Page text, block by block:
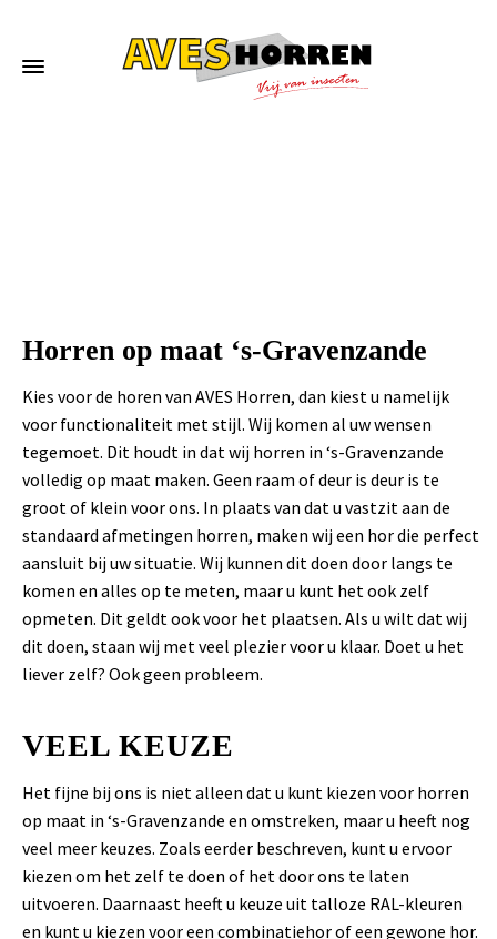
Horren op maat ‘s-Gravenzande
Kies voor de horen van AVES Horren, dan kiest u namelijk
voor functionaliteit met stijl. Wij komen al uw wensen
tegemoet. Dit houdt in dat wij horren in ‘s-Gravenzande
volledig op maat maken. Geen raam of deur is deur is te
groot of klein voor ons. In plaats van dat u vastzit aan de
standaard afmetingen horren, maken wij een hor die perfect
aansluit bij uw situatie. Wij kunnen dit doen door langs te
komen en alles op te meten, maar u kunt het ook zelf
opmeten. Dit geldt ook voor het plaatsen. Als u wilt dat wij
dit doen, staan wij met veel plezier voor u klaar. Doet u het
liever zelf? Ook geen probleem.
VEEL KEUZE
Het fijne bij ons is niet alleen dat u kunt kiezen voor horren
op maat in ‘s-Gravenzande en omstreken, maar u heeft nog
veel meer keuzes. Zoals eerder beschreven, kunt u ervoor
kiezen om het zelf te doen of het door ons te laten
uitvoeren. Daarnaast heeft u keuze uit talloze RAL-kleuren
en kunt u kiezen voor een combinatiehor of een gewone hor.